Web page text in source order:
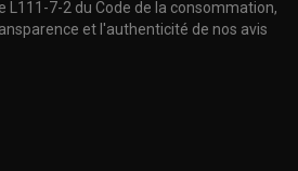
L111-7-2 du Code de la consommation,
et l'authenticité de nos avis